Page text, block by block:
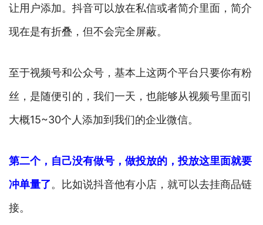
让用户添加。抖音可以放在私信或者简介里面，简介
现在是有折叠，但不会完全屏蔽。
至于视频号和公众号，基本上这两个平台只要你有粉
丝，是随便引的，我们一天，也能够从视频号里面引
大概15~30个人添加到我们的企业微信。
第二个，自己没有做号，做投放的，投放这里面就要
冲单量了。比如说抖音他有小店，就可以去挂商品链
接。